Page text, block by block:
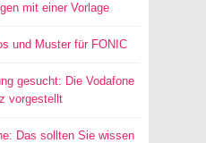
mit einer Vorlage
und Muster für FONIC
gesucht: Die Vodafone
vorgestellt
Das sollten Sie wissen